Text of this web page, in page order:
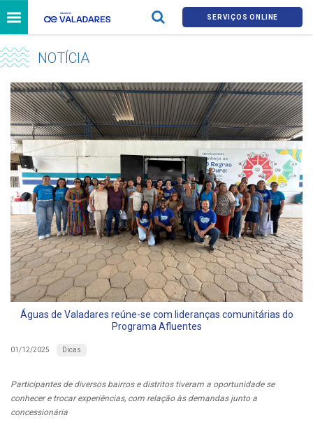
SERVIÇOS ONLINE
NOTÍCIA
Águas de Valadares reúne-se com lideranças comunitárias do
Programa Afluentes
01/12/2025 Dicas
Participantes de diversos bairros e distritos tiveram a oportunidade se
conhecer e trocar experiências, com relação às demandas junto a
concessionária